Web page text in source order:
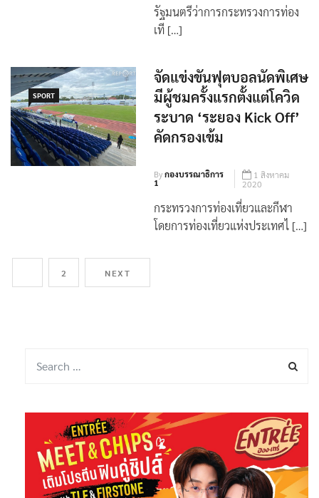
นายพิพัฒน์ รัชกิจประการ
รัฐมนตรีว่าการกระทรวงการท่อง
SPORT
จัดแข่งขันฟุตบอลนัดพิเศษ
มีผู้ชมครั้งแรกตั้งแต่โควิด
ระบาด ‘ระยอง Kick Off’
By
1 สิงหาคม
กระทรวงการท่องเที่ยวและกีฬา
1 2 NEXT